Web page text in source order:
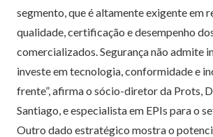
segmento, que é altamente exigente em
qualidade, certificação e desempenho
comercializados. Segurança não admite
investe em tecnologia, conformidade e
frente”, afirma o sócio-diretor da Prots,
Santiago, e especialista em EPIs para o
Outro dado estratégico mostra o